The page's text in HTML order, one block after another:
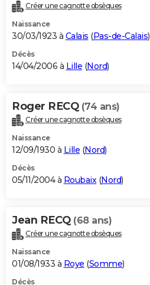
Créer une cagnotte obsèques
Naissance
30/03/1923 à Calais (Pas-de-Calais)
Décès
14/04/2006 à Lille (Nord)
Roger RECQ (74 ans)
Créer une cagnotte obsèques
Naissance
12/09/1930 à Lille (Nord)
Décès
05/11/2004 à Roubaix(Nord)
Jean RECQ (68 ans)
Créer une cagnotte obsèques
Naissance
01/08/1933 à Roye (Somme)
Décès